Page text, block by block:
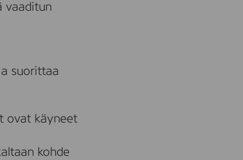
vaaditun
suorittaa
ovat käyneet
kohde